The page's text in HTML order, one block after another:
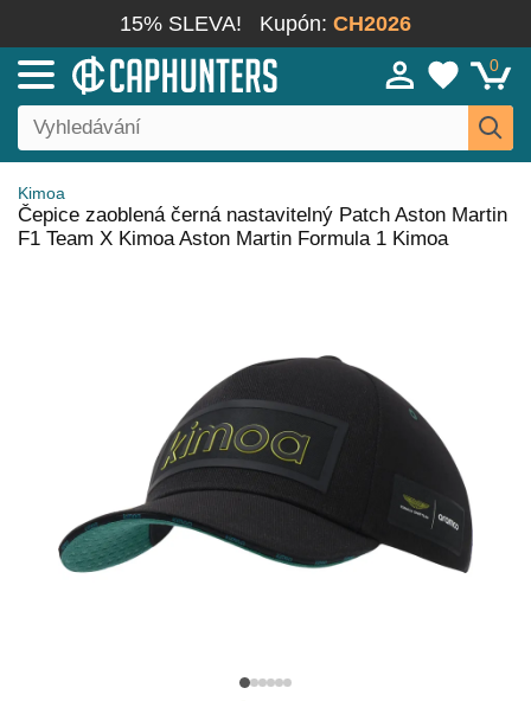
15% SLEVA! Kupón: CH2026
0
Kimoa
Čepice zaoblená černá nastavitelný Patch Aston Martin
F1 Team X Kimoa Aston Martin Formula 1 Kimoa